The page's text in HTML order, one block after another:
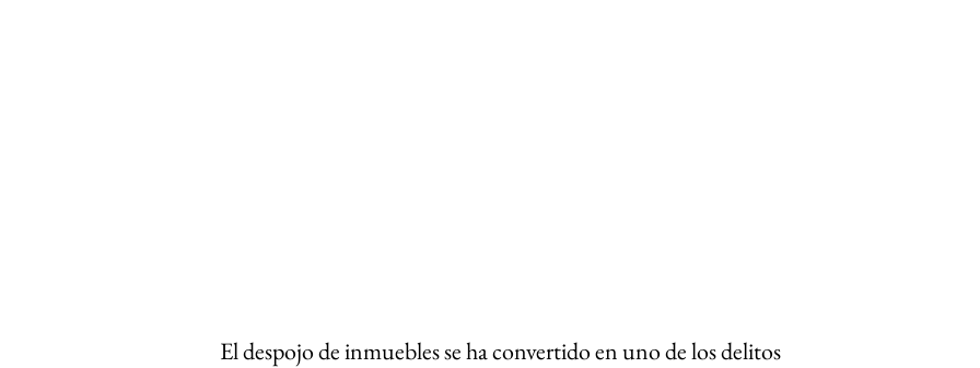
El despojo de inmuebles se ha convertido en uno de los delitos